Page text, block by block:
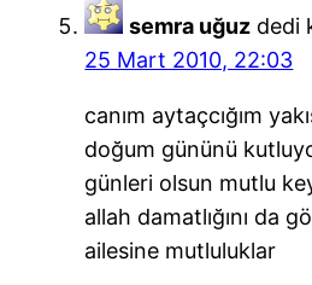
semra uğuz dedi
25 Mart 2010, 22:03
canım aytaçcığım
doğum gününü
günleri olsun mutlu
allah damatlığını da
ailesine mutluluklar